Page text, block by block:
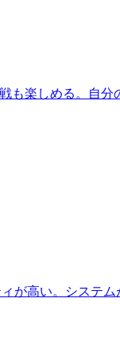
も楽しめる。自
が高い。システ